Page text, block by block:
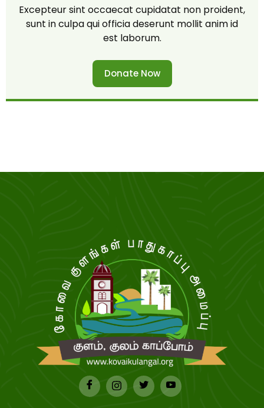
Excepteur sint occaecat cupidatat non proident,
sunt in culpa qui officia deserunt mollit anim id
est laborum.
Donate Now